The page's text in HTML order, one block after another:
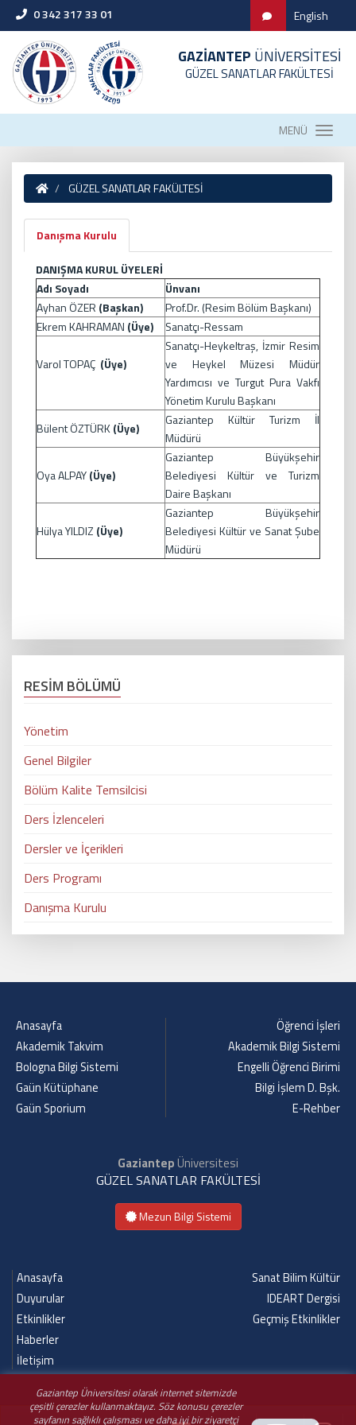
0 342 317 33 01 English
GAZİANTEP ÜNİVERSİTESİ
GÜZEL SANATLAR FAKÜLTESİ
MENÜ
Gaziantep Üniversitesi olarak internet sitemizde
çeşitli çerezler kullanmaktayız. Söz konusu çerezler
sayfanın sağlıklı çalışması ve daha iyi bir ziyaretçi
GÜZEL SANATLAR FAKÜLTESİ
Danışma Kurulu
DANIŞMA KURUL ÜYELERİ
Adı Soyadı
Ünvanı
Ayhan ÖZER (Başkan)
Prof.Dr. (Resim Bölüm Başkanı)
Ekrem KAHRAMAN (Üye) Sanatçı-Ressam
Varol TOPAÇ (Üye)
Sanatçı-Heykeltraş, İzmir Resim
ve Heykel Müzesi Müdür
Yardımcısı ve Turgut Pura Vakfı
Yönetim Kurulu Başkanı
Bülent ÖZTÜRK(Üye)
Gaziantep Kültür Turizm İl
Müdürü
Oya ALPAY(Üye)
Gaziantep Büyükşehir
Belediyesi Kültür ve Turizm
Daire Başkanı
Hülya YILDIZ (Üye)
Gaziantep Büyükşehir
Belediyesi Kültür ve Sanat Şube
Müdürü
RESİM BÖLÜMÜ
Yönetim
Genel Bilgiler
Bölüm Kalite Temsilcisi
Ders İzlenceleri
Dersler ve İçerikleri
Ders Programı
Danışma Kurulu
Anasayfa
Akademik Takvim
Bologna Bilgi Sistemi
Gaün Kütüphane
Gaün Sporium
Öğrenci İşleri
Akademik Bilgi Sistemi
Engelli Öğrenci Birimi
Bilgi İşlem D. Bşk.
E-Rehber
GaziantepÜniversitesi
GÜZEL SANATLAR FAKÜLTESİ
Mezun Bilgi Sistemi
Anasayfa
Duyurular
Etkinlikler
Haberler
İletişim
Sanat Bilim Kültür
IDEART Dergisi
Geçmiş Etkinlikler